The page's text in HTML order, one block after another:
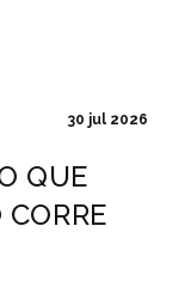
30 jul 2026
QUE